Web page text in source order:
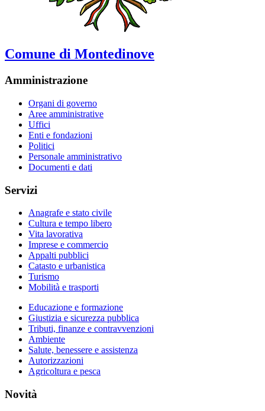
Comune di Montedinove
Amministrazione
Organi di governo
Aree amministrative
Uffici
Enti e fondazioni
Politici
Personale amministrativo
Documenti e dati
Servizi
Anagrafe e stato civile
Cultura e tempo libero
Vita lavorativa
Imprese e commercio
Appalti pubblici
Catasto e urbanistica
Turismo
Mobilità e trasporti
Educazione e formazione
Giustizia e sicurezza pubblica
Tributi, finanze e contravvenzioni
Ambiente
Salute, benessere e assistenza
Autorizzazioni
Agricoltura e pesca
Novità